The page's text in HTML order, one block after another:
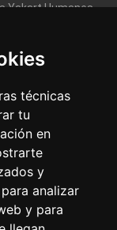
técnicas
tu
en
y
analizar
y para
Yakart Humanes
Jaén
Yakart Lugo
Yakart Valencia
Vitoria